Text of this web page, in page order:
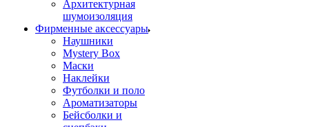
Архитектурная
шумоизоляция
Фирменные аксессуары
Наушники
Mystery Box
Маски
Наклейки
Футболки и поло
Ароматизаторы
Бейсболки и